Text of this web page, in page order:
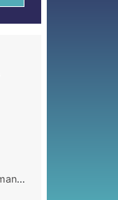
https://www.1op1dieet.nl/isabelle-mans/zaandam-isabelle